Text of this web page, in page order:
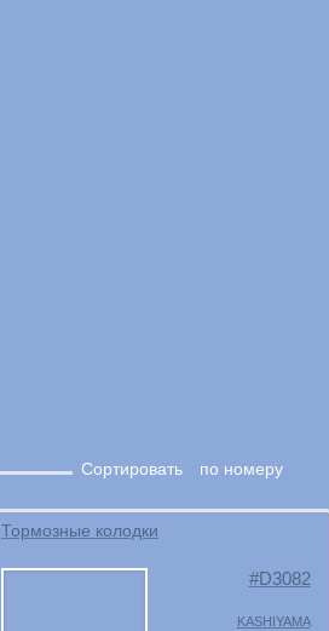
Сортировать по номеру
Тормозные колодки
D3082
KASHIYAMA